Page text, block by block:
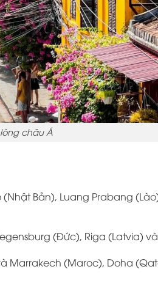
châu Á
Bản), Luang Prabang
(Đức), Riga (Latvia)
Marrakech (Maroc), Doha